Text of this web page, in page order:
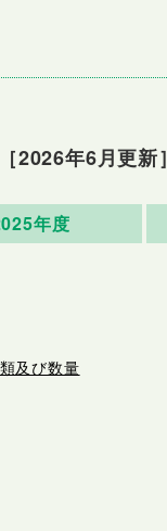
［2026年6月更新］
年度
及び数量